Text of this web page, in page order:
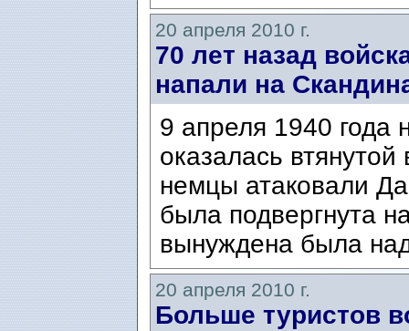
20 апреля 2010 г.
70 лет назад
напали на
9 апреля 1940 года
оказалась
немцы атаковали
была подвергнута
вынуждена была
20 апреля 2010 г.
Больше туристов